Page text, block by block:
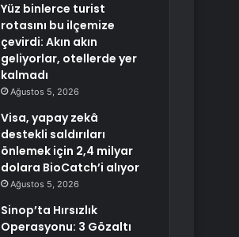
Yüz binlerce turist
rotasını bu ilçemize
çevirdi: Akın akın
geliyorlar, otellerde yer
kalmadı
Ağustos 5, 2026
Visa, yapay zekâ
destekli saldırıları
önlemek için 2,4 milyar
dolara BioCatch’i alıyor
Ağustos 5, 2026
Sinop’ta Hırsızlık
Operasyonu: 3 Gözaltı